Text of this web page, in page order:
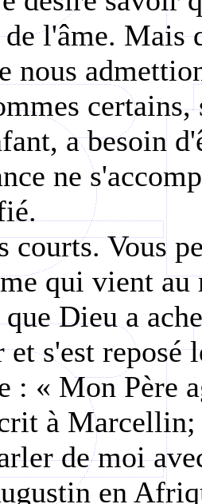
l'âme. Mais
nous
a besoin
ne
courts. Vous
qui vient
Dieu a
s'est reposé
: « Mon Père
à
de moi
en